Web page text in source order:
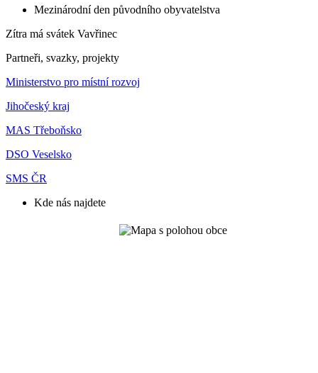
Mezinárodní den původního obyvatelstva
Zítra má svátek Vavřinec
Partneři, svazky, projekty
Ministerstvo pro místní rozvoj
Jihočeský kraj
MAS Třeboňsko
DSO Veselsko
SMS ČR
Kde nás najdete